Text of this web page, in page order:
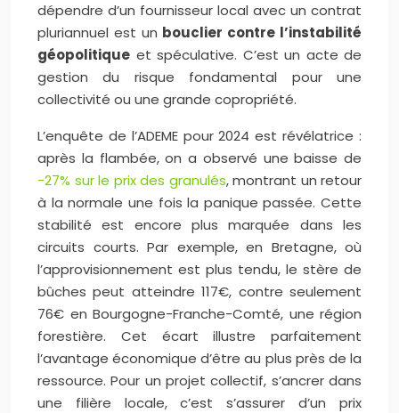
dépendre d’un fournisseur local avec un contrat
pluriannuel est un bouclier contre l’instabilité
géopolitique et spéculative. C’est un acte de
gestion du risque fondamental pour une
collectivité ou une grande copropriété.
L’enquête de l’ADEME pour 2024 est révélatrice :
après la flambée, on a observé une baisse de
-27% sur le prix des granulés, montrant un retour
à la normale une fois la panique passée. Cette
stabilité est encore plus marquée dans les
circuits courts. Par exemple, en Bretagne, où
l’approvisionnement est plus tendu, le stère de
bûches peut atteindre 117€, contre seulement
76€ en Bourgogne-Franche-Comté, une région
forestière. Cet écart illustre parfaitement
l’avantage économique d’être au plus près de la
ressource. Pour un projet collectif, s’ancrer dans
une filière locale, c’est s’assurer d’un prix